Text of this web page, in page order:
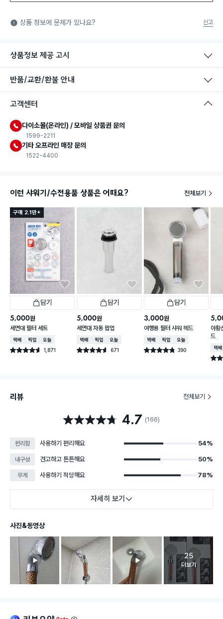
상품 정보에 문제가 있나요? 신고
상품정보 제공 고시
반품/교환/환불 안내
고객센터
다이소몰(온라인) / 모바일 상품권 문의
1599-2211
기타 오프라인 매장 문의
1522-4400
이런 샤워기/수전용품 상품은 어때요? 전체보기
구매 2.1만+
담기
5,000원
세면대 필터 세트
택배배송매장픽업오늘배송
별점 4.6점 1,871
건 작성
담기
5,000원
세면대 자동 팝업
택배배송매장픽업오늘배송
별점 4.6점 671
건 작성
담기
3,000원
여행용 필터 샤워 헤드
택배배송매장픽업오늘배송
별점 4.8점 390
건 작성
아황
드
택배
별점
리뷰 전체보기
별점 4.7점 4.7 (166)
편리함 사용하기 편리해요 54%
내구성 견고하고 튼튼해요 50%
무게 사용하기 적당해요 78%
자세히 보기
사진&동영상
고객 리뷰
25
더보기